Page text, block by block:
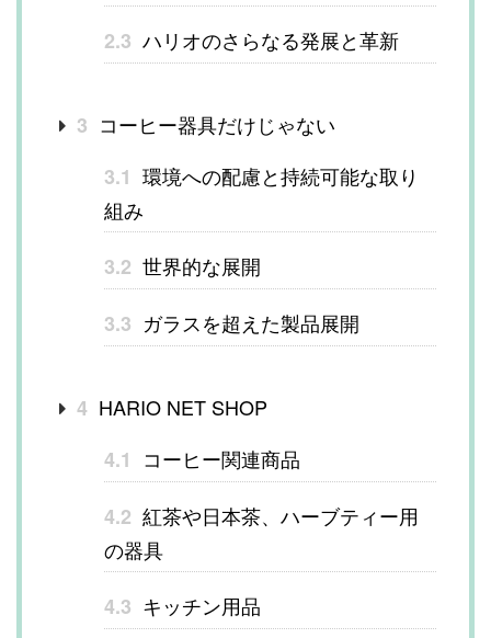
2.3 ハリオのさらなる発展と革新
3 コーヒー器具だけじゃない
3.1 環境への配慮と持続可能な取り
組み
3.2 世界的な展開
3.3 ガラスを超えた製品展開
4 HARIO NET SHOP
4.1 コーヒー関連商品
4.2 紅茶や日本茶、ハーブティー用
の器具
4.3 キッチン用品